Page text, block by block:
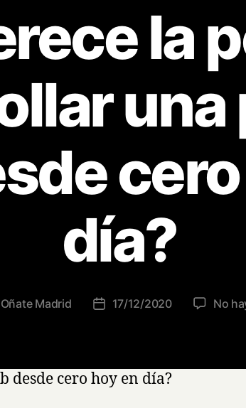
la
una
día?
Madrid
Fecha17/12/2020 No
desde cero hoy en día?